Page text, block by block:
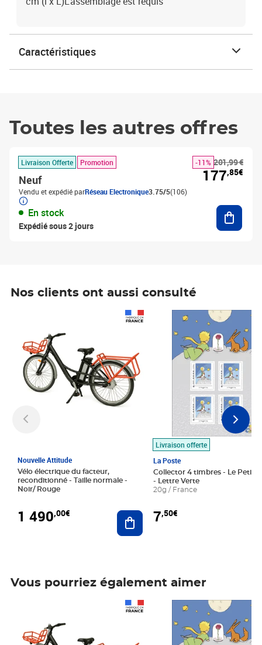
Caractéristiques
Toutes les autres offres
Livraison Offerte Promotion
Neuf
Vendu et expédié parRéseau Electronique3.75/5(106)
En stock
Expédié sous 2 jours
201,99 €
-11%
177,85€
Nos clients ont aussi consulté
Nouvelle Attitude
Vélo électrique du facteur,
reconditionné - Taille normale -
Noir/ Rouge
1 490,00€ Ajouter au panier
Livraison offerte
La Poste
Collector 4 timbres - Le Petit
- Lettre Verte
20g / France
7,50€
Prix 7,50€
Vous pourriez également aimer
Prix 7,50€